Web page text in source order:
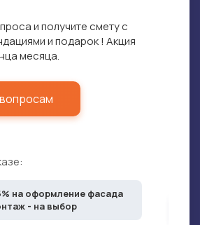
и получите смету с
и подарок ! Акция
месяца.
на оформление фасада
- на выбор